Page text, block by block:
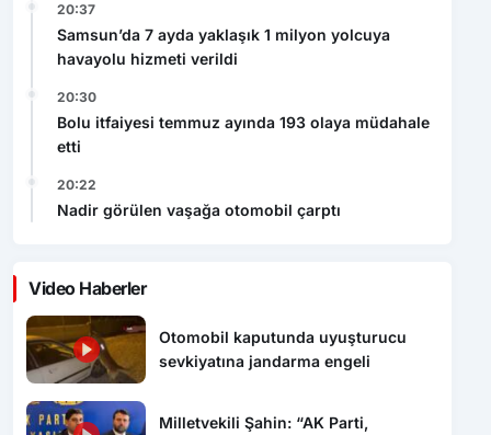
20:37
Samsun’da 7 ayda yaklaşık 1 milyon yolcuya
havayolu hizmeti verildi
20:30
Bolu itfaiyesi temmuz ayında 193 olaya müdahale
etti
20:22
Nadir görülen vaşağa otomobil çarptı
Video Haberler
Otomobil kaputunda uyuşturucu
sevkiyatına jandarma engeli
Milletvekili Şahin: “AK Parti,